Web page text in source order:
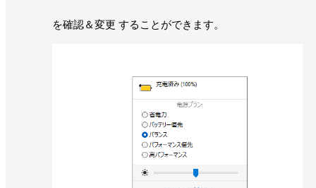
を確認＆変更 することができます。